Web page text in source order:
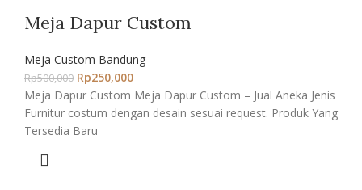
Meja Dapur Custom
Meja Custom Bandung
Rp500,000 Rp250,000
Meja Dapur Custom Meja Dapur Custom – Jual Aneka Jenis
Furnitur costum dengan desain sesuai request. Produk Yang
Tersedia Baru